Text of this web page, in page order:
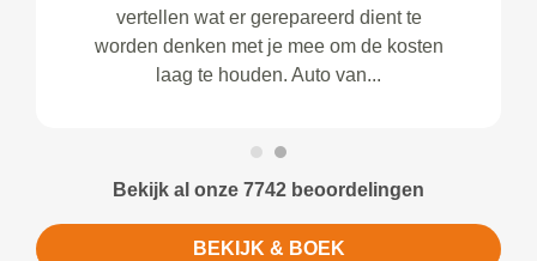
vertellen wat er gerepareerd dient te
worden denken met je mee om de kosten
laag te houden. Auto van...
Bekijk al onze 7742 beoordelingen
BEKIJK & BOEK